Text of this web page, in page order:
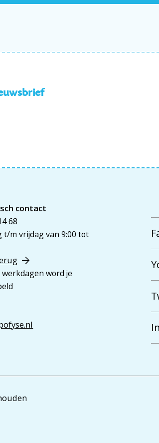
contact
68
t/m vrijdag van 9:00 tot
word je